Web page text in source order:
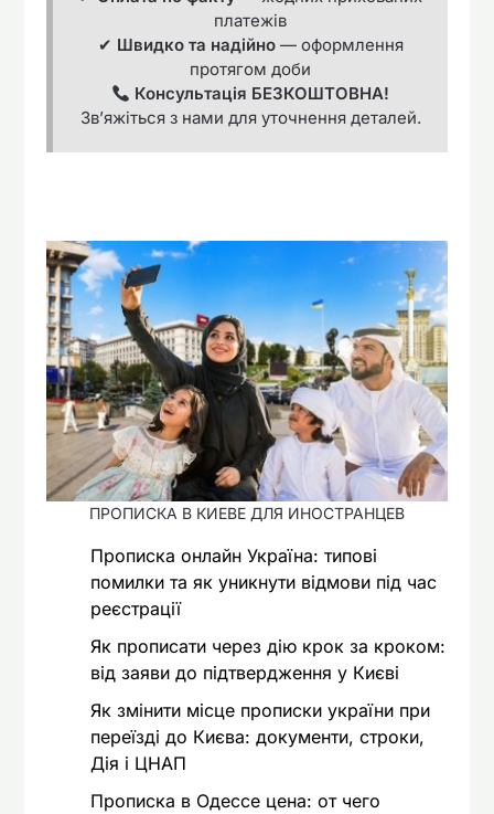
платежів
✔ Швидко та надійно— оформлення
протягом доби
Консультація БЕЗКОШТОВНА!
Зв’яжіться з нами для уточнення деталей.
ПРОПИСКА В КИЕВЕ ДЛЯ ИНОСТРАНЦЕВ
Прописка онлайн Україна: типові
помилки та як уникнути відмови під час
реєстрації
Як прописати через дію крок за кроком:
від заяви до підтвердження у Києві
Як змінити місце прописки україни при
переїзді до Києва: документи, строки,
Дія і ЦНАП
Прописка в Одессе цена: от чего